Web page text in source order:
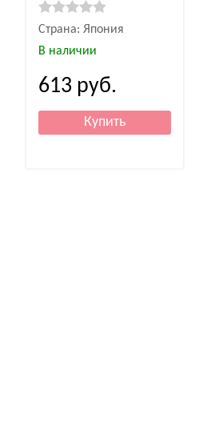
Страна: Япония
В наличии
613 руб.